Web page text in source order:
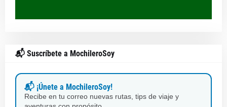
📬 Suscríbete a MochileroSoy
📬 ¡Únete a MochileroSoy!
Recibe en tu correo nuevas rutas, tips de viaje y